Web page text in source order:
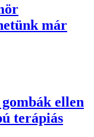
már
ellen
terápiás